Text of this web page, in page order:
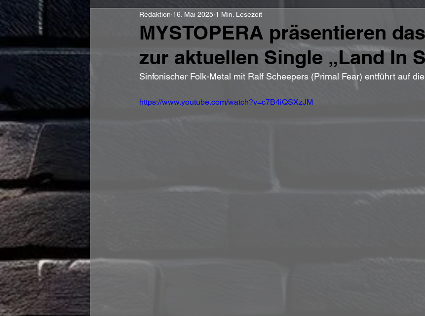
MYSTOPERA präsentieren
zur aktuellen Single „Land In
Redaktion 16. Mai 2025 1 Min. Lesezeit
Sinfonischer Folk-Metal mit Ralf Scheepers (Primal Fear) entführt auf
https://www.youtube.com/watch?v=c7B4iQSXzJM